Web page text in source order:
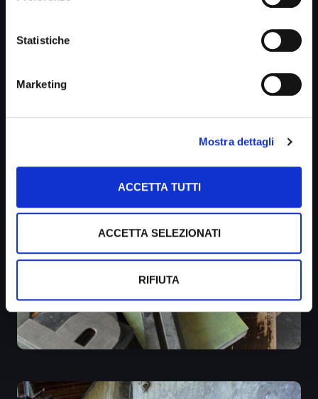
Statistiche
Marketing
Mostra dettagli
ACCETTA TUTTI
ACCETTA SELEZIONATI
RIFIUTA